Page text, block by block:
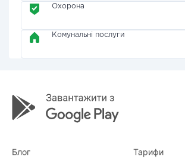
Охорона
Комунальні послуги
Блог Тарифи